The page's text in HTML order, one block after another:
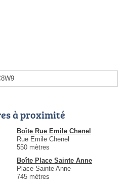
à proximité
Boîte Rue Emile Chenel
Rue Emile Chenel
550 mètres
Boîte Place Sainte Anne
Place Sainte Anne
745 mètres